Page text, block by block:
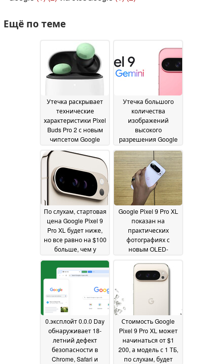
Ещё по теме
Утечка раскрывает
технические
характеристики Pixel
Buds Pro 2 с новым
чипсетом Google
официального
релиза13 August 2024
Утечка большого
количества
изображений
высокого
разрешения Google
перед днем запуска
13 августа11 August
2024
По слухам, стартовая
цена Google Pixel 9
Pro XL будет ниже,
но все равно на $100
больше, чем у
8 Pro10 August 2024
Google Pixel 9 Pro XL
показан на
практических
фотографиях с
новым OLED-
3 000 нит и 42 МП
камерой selfie09
0.эксплойт 0.0.0 Day
обнаруживает 18-
летний дефект
безопасности в
Chrome, Safari и
Стоимость Google
Pixel 9 Pro XL может
начинаться от $1
200, а модель с 1 ТБ,
по слухам, будет